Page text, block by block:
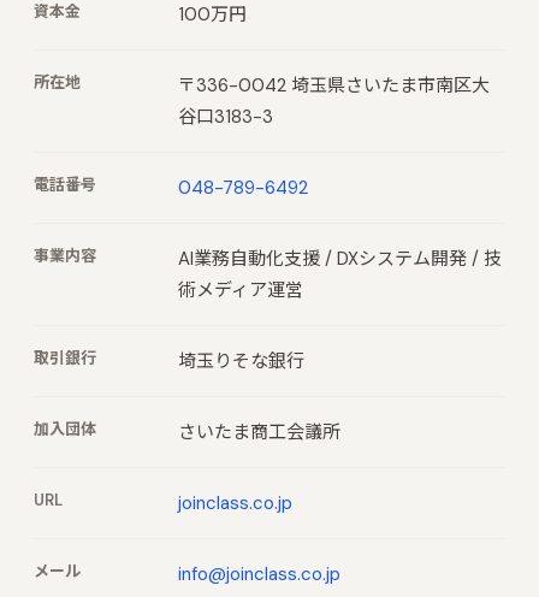
資本金 100万円
所在地
〒336-0042 埼玉県さいたま市南区大
谷口3183-3
電話番号 048-789-6492
事業内容
AI業務自動化支援 / DXシステム開発 / 技
術メディア運営
取引銀行 埼玉りそな銀行
加入団体 さいたま商工会議所
URL joinclass.co.jp
メール info@joinclass.co.jp